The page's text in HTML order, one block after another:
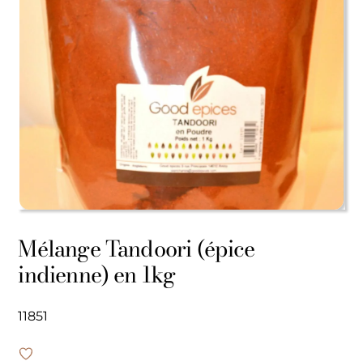
Mélange Tandoori (épice
indienne) en 1kg
11851